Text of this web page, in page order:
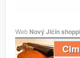
Web Nový Jičín